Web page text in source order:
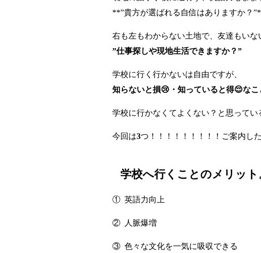
**”貴方が選ばれる自信はありますか？
右も左もわからない土地で、友達もいな
”仕事探しや現地生活できますか？”
学校に行く行かないは自由ですが、
知らないと損😢・知っていると得😌なこ
学校に行かなくてよくない？と思って
今回は3つ！！！！！！！！！ご案内し
学校へ行くことのメリット
① 英語力向上
② 人脈爆増
③ 色々な文化を一気に吸収できる